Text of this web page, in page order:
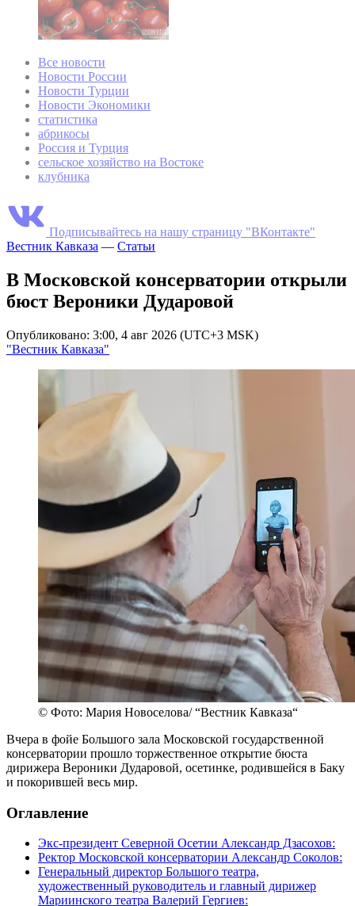
Все новости
Новости России
Новости Турции
Новости Экономики
статистика
абрикосы
Россия и Турция
сельское хозяйство на Востоке
клубника
Подписывайтесь на нашу страницу "ВКонтакте"
Вестник Кавказа — Статьи
В Московской консерватории открыли
бюст Вероники Дударовой
Опубликовано: 3:00, 4 авг 2026 (UTC+3 MSK)
"Вестник Кавказа"
© Фото: Мария Новоселова/ “Вестник Кавказа“
Вчера в фойе Большого зала Московской государственной
консерватории прошло торжественное открытие бюста
дирижера Вероники Дударовой, осетинке, родившейся в Баку
и покорившей весь мир.
Оглавление
Экс-президент Северной Осетии Александр Дзасохов:
Ректор Московской консерватории Александр Соколов:
Генеральный директор Большого театра,
художественный руководитель и главный дирижер
Мариинского театра Валерий Гергиев: